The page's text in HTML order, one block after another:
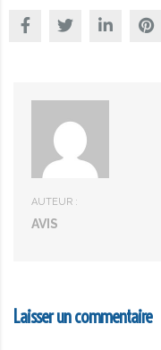
AUTEUR :
AVIS
Laisser un commentaire